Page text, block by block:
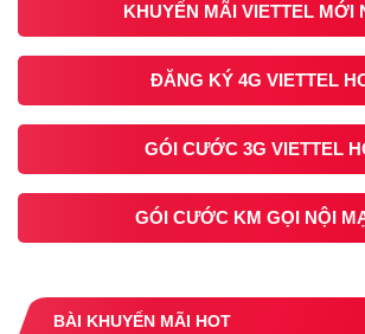
KHUYẾN MÃI VIETTEL MỚI
ĐĂNG KÝ 4G VIETTEL
GÓI CƯỚC 3G VIETTEL
GÓI CƯỚC KM GỌI NỘI
BÀI KHUYẾN MÃI HOT